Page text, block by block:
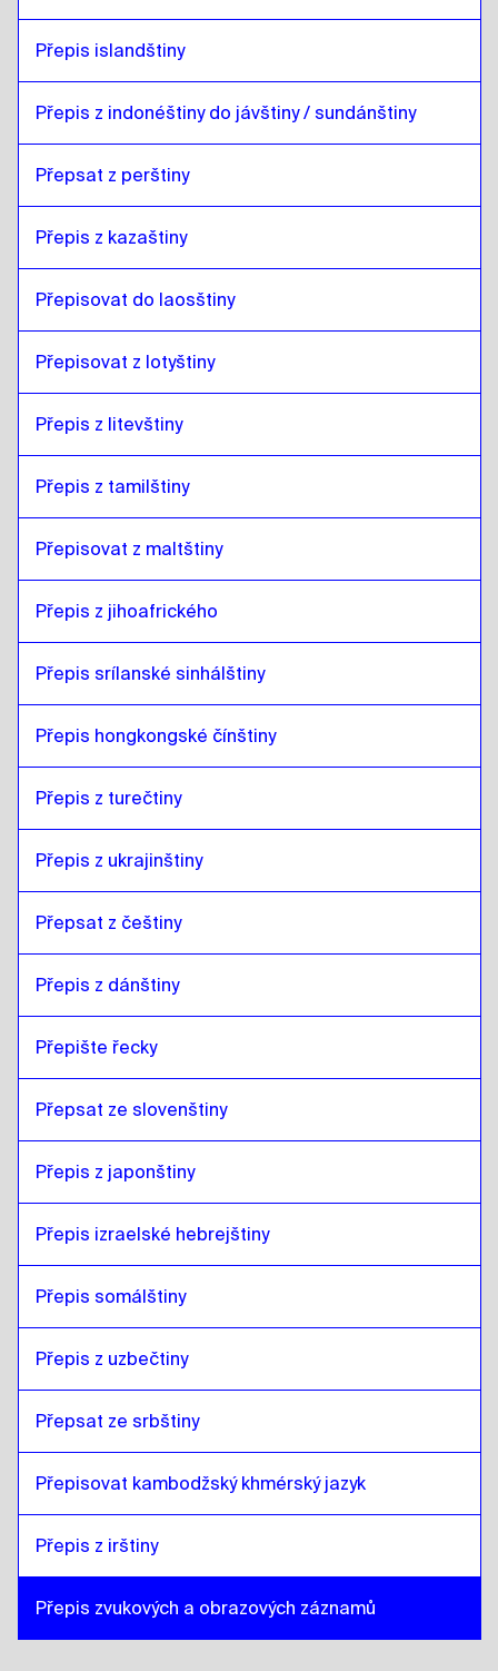
Přepis islandštiny
Přepis z indonéštiny do jávštiny / sundánštiny
Přepsat z perštiny
Přepis z kazaštiny
Přepisovat do laosštiny
Přepisovat z lotyštiny
Přepis z litevštiny
Přepis z tamilštiny
Přepisovat z maltštiny
Přepis z jihoafrického
Přepis srílanské sinhálštiny
Přepis hongkongské čínštiny
Přepis z turečtiny
Přepis z ukrajinštiny
Přepsat z češtiny
Přepis z dánštiny
Přepište řecky
Přepsat ze slovenštiny
Přepis z japonštiny
Přepis izraelské hebrejštiny
Přepis somálštiny
Přepis z uzbečtiny
Přepsat ze srbštiny
Přepisovat kambodžský khmérský jazyk
Přepis z irštiny
Přepis zvukových a obrazových záznamů